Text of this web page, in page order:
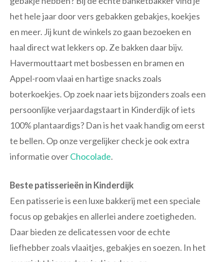
het hele jaar door vers gebakken gebakjes, koekjes
en meer. Jij kunt de winkels zo gaan bezoeken en
haal direct wat lekkers op. Ze bakken daar bijv.
Havermouttaart met bosbessen en bramen en
Appel-room vlaai en hartige snacks zoals
boterkoekjes. Op zoek naar iets bijzonders zoals een
persoonlijke verjaardagstaart in Kinderdijk of iets
100% plantaardigs? Dan is het vaak handig om eerst
te bellen. Op onze vergelijker check je ook extra
informatie overChocolade.
Beste patisserieën in Kinderdijk
Een patisserie is een luxe bakkerij met een speciale
focus op gebakjes en allerlei andere zoetigheden.
Daar bieden ze delicatessen voor de echte
liefhebber zoals vlaaitjes, gebakjes en soezen. In het